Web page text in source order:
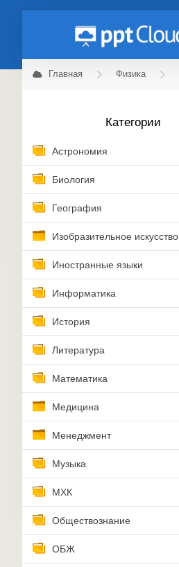
Главная Физика
Категории
Астрономия
Биология
География
Изобразительное искусство
Иностранные языки
Информатика
История
Литература
Математика
Медицина
Менеджмент
Музыка
МХК
Обществознание
ОБЖ